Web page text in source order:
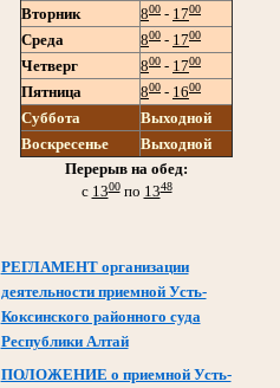
Вторник 800 - 1700
Среда 800 - 1700
Четверг 800 - 1700
Пятница 800 - 1600
Суббота
Выходной
Воскресенье
Выходной
Перерыв на обед:
с 1300по 1348
РЕГЛАМЕНТ организации
деятельности приемной Усть-
Коксинского районного суда
Республики Алтай
ПОЛОЖЕНИЕ о приемной Усть-